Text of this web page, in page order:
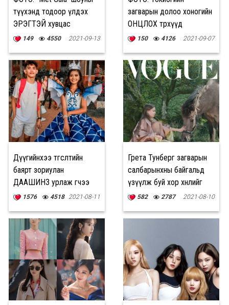
түүхэнд тодоор үлдэх
ЭРЭГТЭЙ хувцас
загварууд
149 4550 2021-09-13
загварын долоо хоногийн
ОНЦЛОХ төрхүүд
150 4126 2021-09-07
Дүүгийнхээ төгсөлтийн
баярт зориулан
ДААШИНЗ урлаж өгчээ
1576 4518 2021-08-11
Грета Тунберг загварын
салбарынхны байгальд
үзүүлж буй хор хөнөөлийг
шүүмжилжээ
582 2787 2021-08-10